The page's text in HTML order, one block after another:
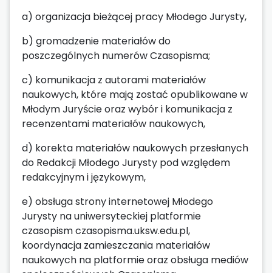
a) organizacja bieżącej pracy Młodego Jurysty,
b) gromadzenie materiałów do
poszczególnych numerów Czasopisma;
c) komunikacja z autorami materiałów
naukowych, które mają zostać opublikowane w
Młodym Juryście oraz wybór i komunikacja z
recenzentami materiałów naukowych,
d) korekta materiałów naukowych przesłanych
do Redakcji Młodego Jurysty pod względem
redakcyjnym i językowym,
e) obsługa strony internetowej Młodego
Jurysty na uniwersyteckiej platformie
czasopism czasopisma.uksw.edu.pl,
koordynacja zamieszczania materiałów
naukowych na platformie oraz obsługa mediów